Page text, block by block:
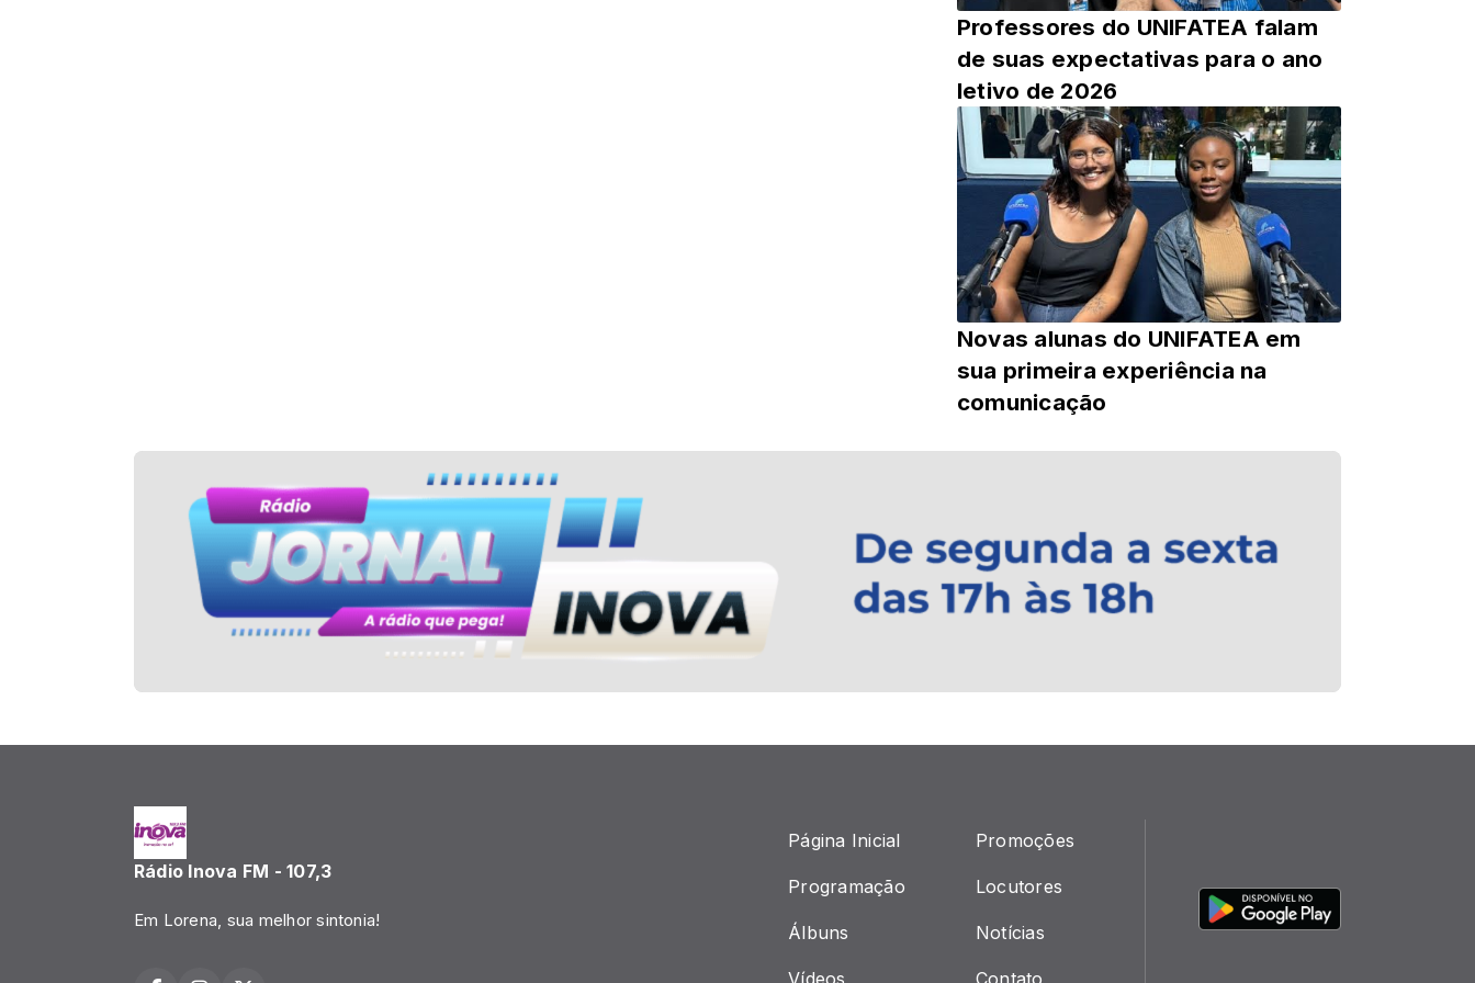
Professores do UNIFATEA falam
de suas expectativas para o ano
letivo de 2026
Novas alunas do UNIFATEA em
sua primeira experiência na
comunicação
Rádio Inova FM - 107,3
Em Lorena, sua melhor sintonia!
Página Inicial
Programação
Álbuns
Vídeos
Promoções
Locutores
Notícias
Contato